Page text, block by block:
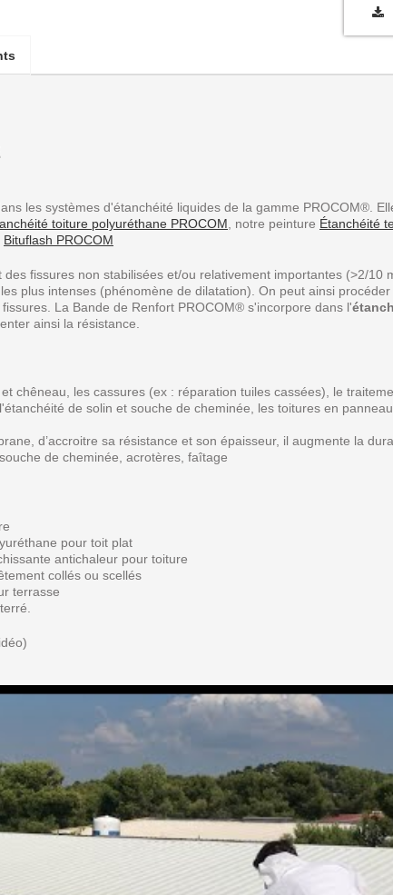
les systèmes d'étanchéité liquides de la gamme PROCOM®.
toiture polyuréthane PROCOM, notre peinture Étanchéité
Bituflash PROCOM
fissures non stabilisées et/ou relativement importantes (>2/10
plus intenses (phénomène de dilatation). On peut ainsi
La Bande de Renfort PROCOM® s'incorpore dans l'
ainsi la résistance.
chêneau, les cassures (ex : réparation tuiles cassées), le
de solin et souche de cheminée, les toitures en
d’accroitre sa résistance et son épaisseur, il augmente la
de cheminée, acrotères, faîtage
pour toit plat
antichaleur pour toiture
collés ou scellés
terrasse